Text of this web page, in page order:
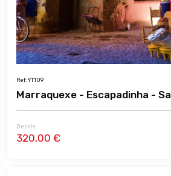
Ref: YT109
Marraquexe - Escapadinha -
Desde
320,00 €